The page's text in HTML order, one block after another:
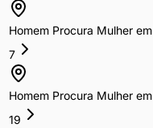
Homem Procura Mulherem
7
Homem Procura Mulherem
19